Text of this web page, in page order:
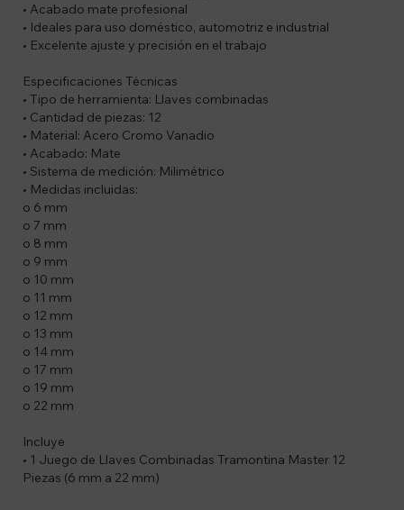
• Acabado mate profesional
• Ideales para uso doméstico, automotriz e industrial
• Excelente ajuste y precisión en el trabajo
Especificaciones Técnicas
• Tipo de herramienta: Llaves combinadas
• Cantidad de piezas: 12
• Material: Acero Cromo Vanadio
• Acabado: Mate
• Sistema de medición: Milimétrico
• Medidas incluidas:
o 6 mm
o 7 mm
o 8 mm
o 9 mm
o 10 mm
o 11 mm
o 12 mm
o 13 mm
o 14 mm
o 17 mm
o 19 mm
o 22 mm
Incluye
• 1 Juego de Llaves Combinadas Tramontina Master 12
Piezas (6 mm a 22 mm)